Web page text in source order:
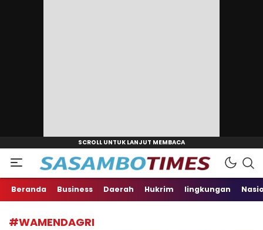
sasambotimes.com
Aktual, Tajam dan Terpercaya
Beranda Business Daerah Hukrim lingkungan
#WAMENDAGRI